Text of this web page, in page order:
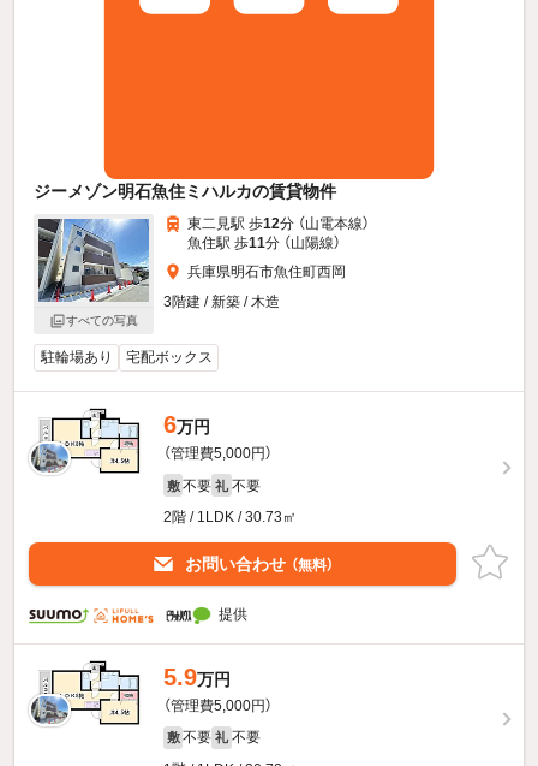
ジーメゾン明石魚住ミハルカの賃貸物件
すべての写真
東二見駅 歩12分 （山電本線）
魚住駅 歩11分 （山陽線）
兵庫県明石市魚住町西岡
3階建 / 新築 / 木造
駐輪場あり 宅配ボックス
6万円
（管理費5,000円）
敷 不要 礼 不要
2階 / 1LDK / 30.73㎡
お問い合わせ （無料）
提供
5.9万円
（管理費5,000円）
敷 不要 礼 不要